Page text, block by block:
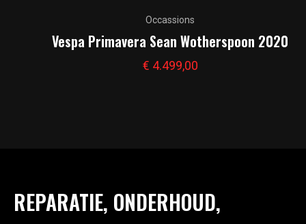
Occassions
Vespa Primavera Sean Wotherspoon 2020
€ 4.499,00
REPARATIE, ONDERHOUD,